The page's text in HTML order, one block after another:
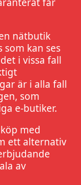
nätbutik
kan ses
i vissa fall
är i alla fall
som
e-butiker.
med
ett alternativ
av